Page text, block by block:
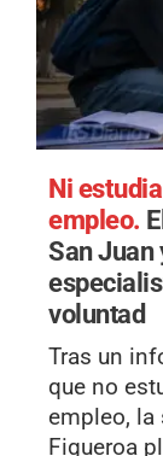
Ni
empleo.
San Juan
voluntad
Tras un
que no
empleo, la
Figueroa